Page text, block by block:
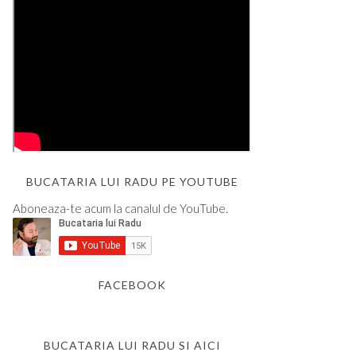
BUCATARIA LUI RADU PE YOUTUBE
Aboneaza-te acum la canalul de YouTube.
FACEBOOK
BUCATARIA LUI RADU SI AICI